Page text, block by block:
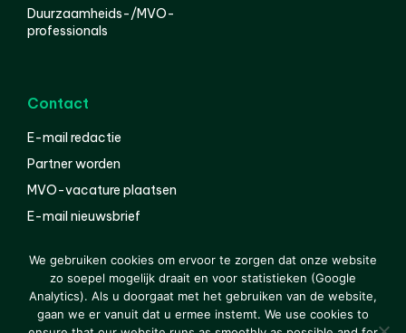
Duurzaamheids-/MVO-
professionals
Contact
E-mail redactie
Partner worden
MVO-vacature plaatsen
E-mail nieuwsbrief
© 2000-2026 Van der Molen EIS Colofon
Disclaimer
We gebruiken cookies om ervoor te zorgen dat onze website
zo soepel mogelijk draait en voor statistieken (Google
Analytics). Als u doorgaat met het gebruiken van de website,
gaan we er vanuit dat u ermee instemt. We use cookies to